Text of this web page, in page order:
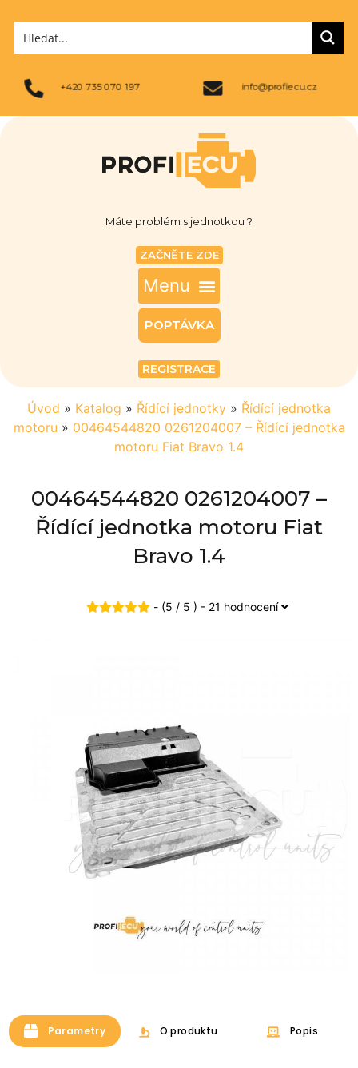
+420 735 070 197 info@profiecu.cz
Máte problém s jednotkou ?
ZAČNĚTE ZDE
POPTÁVKA
REGISTRACE
Úvod » Katalog » Řídící jednotky » Řídící jednotka
motoru » 00464544820 0261204007 – Řídící jednotka
motoru Fiat Bravo 1.4
00464544820 0261204007 –
Řídící jednotka motoru Fiat
Bravo 1.4
- (5 / 5 ) - 21 hodnocení
Parametry O produktu Popis